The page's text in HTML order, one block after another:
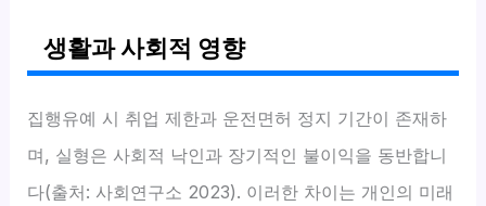
생활과 사회적 영향
집행유예 시 취업 제한과 운전면허 정지 기간이 존재하
며, 실형은 사회적 낙인과 장기적인 불이익을 동반합니
다(출처: 사회연구소 2023). 이러한 차이는 개인의 미래